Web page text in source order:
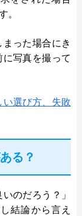
。
った場合にき
写真を撮って
選び方、失敗
る？
のだろう？」
結論から言え